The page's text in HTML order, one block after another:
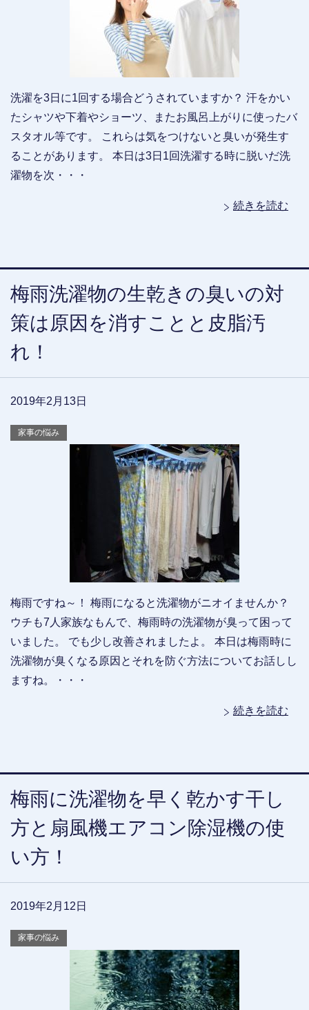
洗濯を3日に1回する場合どうされていますか？ 汗をかい
たシャツや下着やショーツ、またお風呂上がりに使ったバ
スタオル等です。 これらは気をつけないと臭いが発生す
ることがあります。 本日は3日1回洗濯する時に脱いだ洗
濯物を次・・・
続きを読む
梅雨洗濯物の生乾きの臭いの対
策は原因を消すことと皮脂汚
れ！
2019年2月13日
家事の悩み
梅雨ですね～！ 梅雨になると洗濯物がニオイませんか？
ウチも7人家族なもんで、梅雨時の洗濯物が臭って困って
いました。 でも少し改善されましたよ。 本日は梅雨時に
洗濯物が臭くなる原因とそれを防ぐ方法についてお話しし
ますね。・・・
続きを読む
梅雨に洗濯物を早く乾かす干し
方と扇風機エアコン除湿機の使
い方！
2019年2月12日
家事の悩み